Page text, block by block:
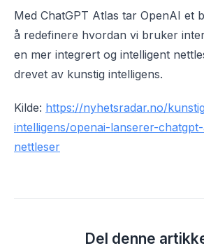
Med ChatGPT Atlas tar OpenAI et
å redefinere hvordan vi bruker
en mer integrert og intelligent
drevet av kunstig intelligens.
Kilde: https://nyhetsradar.no/
intelligens/openai-lanserer-
nettleser
Del denne